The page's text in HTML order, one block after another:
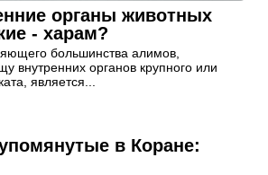
органы животных
- харам?
большинства алимов,
внутренних органов крупного или
является...
в Коране: